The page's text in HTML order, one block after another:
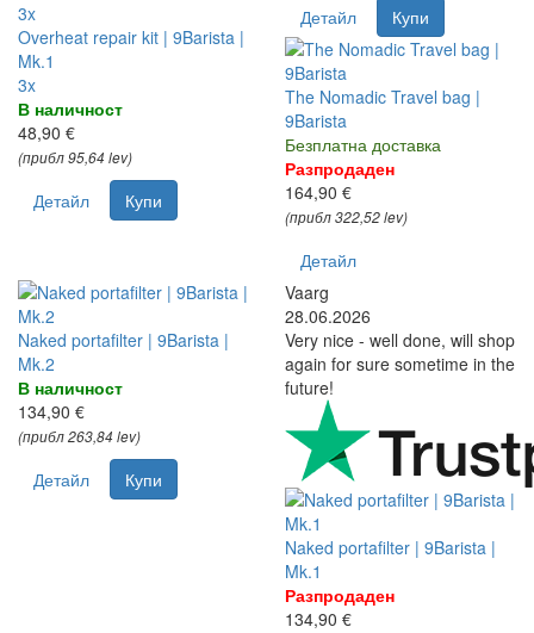
3x
Overheat repair kit | 9Barista |
Mk.1
3x
В наличност
48,90 €
(прибл 95,64 lev)
Детайл Купи
Детайл Купи
The Nomadic Travel bag |
9Barista
Безплатна доставка
Разпродаден
164,90 €
(прибл 322,52 lev)
Детайл
Naked portafilter | 9Barista |
Mk.2
В наличност
134,90 €
(прибл 263,84 lev)
Детайл Купи
Vaarg
28.06.2026
Very nice - well done, will shop
again for sure sometime in the
future!
Naked portafilter | 9Barista |
Mk.1
Разпродаден
134,90 €